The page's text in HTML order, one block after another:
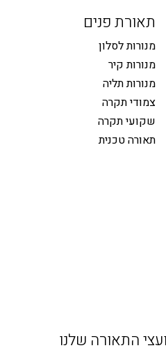
תאורת פנים
מנורות לסלון
מנורות קיר
מנורות תליה
צמודי תקרה
שקועי תקרה
תאורה טכנית
התאורה שלנו